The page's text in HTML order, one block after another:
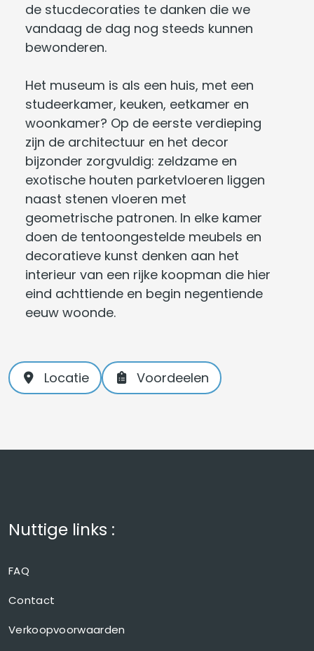
de stucdecoraties te danken die we
vandaag de dag nog steeds kunnen
bewonderen.
Het museum is als een huis, met een
studeerkamer, keuken, eetkamer en
woonkamer? Op de eerste verdieping
zijn de architectuur en het decor
bijzonder zorgvuldig: zeldzame en
exotische houten parketvloeren liggen
naast stenen vloeren met
geometrische patronen. In elke kamer
doen de tentoongestelde meubels en
decoratieve kunst denken aan het
interieur van een rijke koopman die hier
eind achttiende en begin negentiende
eeuw woonde.
Locatie Voordeelen
Nuttige links :
FAQ
Contact
Verkoopvoorwaarden